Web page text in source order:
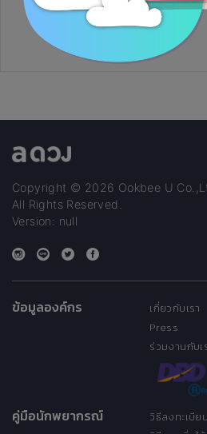
Copyright © 2026 Ookbee U
All Rights Reserved.
Version: null
ข้อมูลองค์กร
เกี่ยวกับเรา
Press
ร่วมงานกับเ
คู่มือนักพยากรณ์
วิธีลงทะเบี